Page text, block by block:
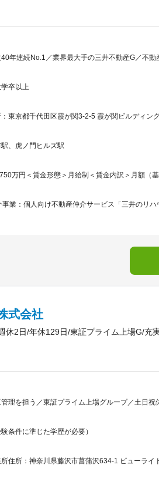
40年連続No.1／業界最大手の三井不動産G／不
卒以上
東京都千代田区霞が関3-2-5 霞が関ビルディン
、虎ノ門ヒルズ駅
万円＜賃金形態＞月給制＜賃金内訳＞月額（
業：個人向け不動産仲介サービス「三井のリハ
式会社
休2日/年休129日/東証プライム上場G/充
理を担う／東証プライム上場グループ／土日
条件に準じた学歴が必要）
住所：神奈川県藤沢市菖蒲沢634-1 ビューライ